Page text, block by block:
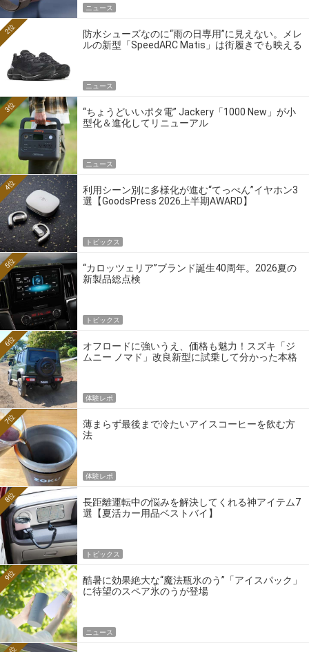
ニュース
防水シューズなのに“雨の日専用”に見えない。メレ
ルの新型「SpeedARC Matis」は街履きでも映える
2位
ニュース
“ちょうどいいポタ電” Jackery「1000 New」が小
型化＆進化してリニューアル
3位
ニュース
利用シーン別に多様化が進む“てっぺん”イヤホン3
選【GoodsPress 2026上半期AWARD】
4位
トピックス
“カロッツェリア”ブランド誕生40周年。2026夏の
新製品総点検
5位
トピックス
オフロードに強いうえ、価格も魅力！スズキ「ジ
ムニー ノマド」改良新型に試乗して分かった本格
6位
体験レポ
薄まらず最後まで冷たいアイスコーヒーを飲む方
法
7位
体験レポ
長距離運転中の悩みを解決してくれる神アイテム7
選【夏活カー用品ベストバイ】
8位
トピックス
酷暑に効果絶大な“魔法瓶氷のう”「アイスパック」
に待望のスペア氷のうが登場
9位
ニュース